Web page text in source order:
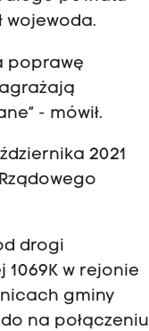
wojewoda.
poprawę
- mówił.
2021
drogi
1069K w rejonie
gminy
na połączeniu